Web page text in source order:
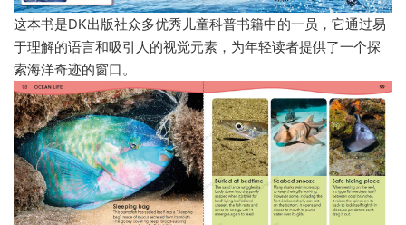
这本书是DK出版社众多优秀儿童科普书籍中的一员，它通过易
于理解的语言和吸引人的视觉元素，为年轻读者提供了一个探
索海洋奇迹的窗口。